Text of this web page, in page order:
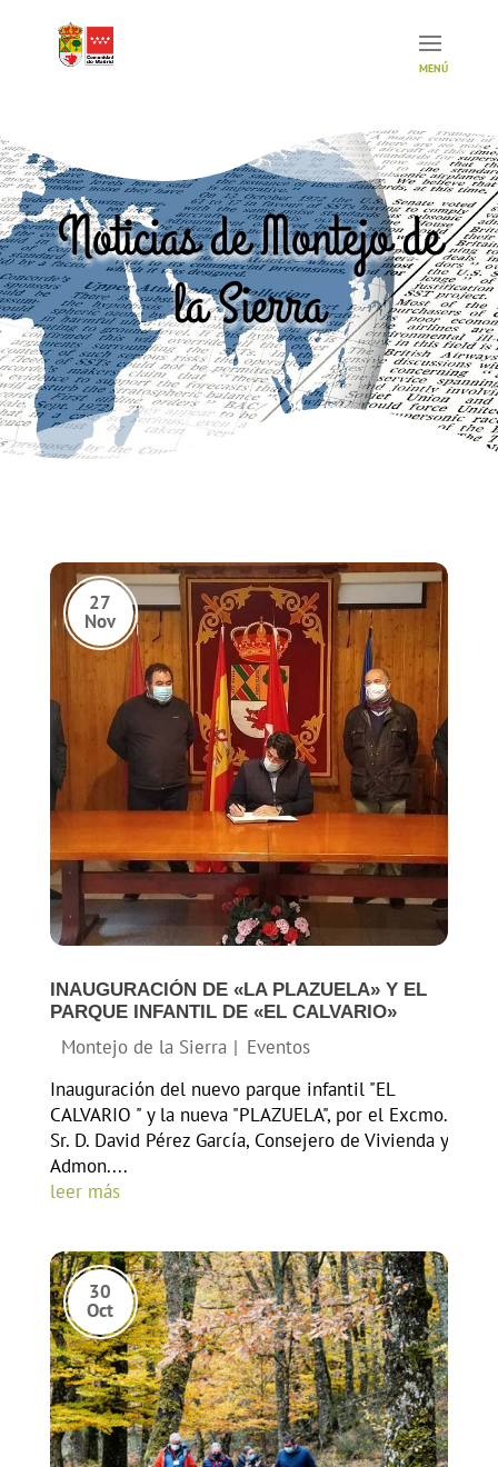
Noticias de Montejo de
la Sierra
INAUGURACIÓN DE «LA PLAZUELA» Y EL
PARQUE INFANTIL DE «EL CALVARIO»
Inauguración del nuevo parque infantil "EL
CALVARIO " y la nueva "PLAZUELA", por el Excmo.
Sr. D. David Pérez García, Consejero de Vivienda y
Admon....
leer más